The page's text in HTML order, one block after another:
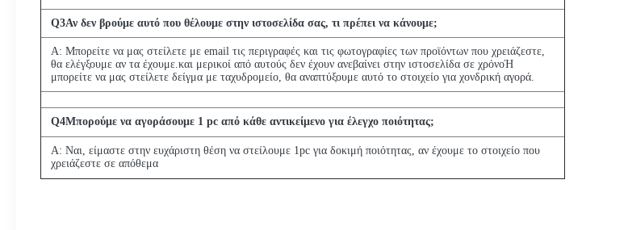
Q3Αν δεν βρούμε αυτό που θέλουμε στην ιστοσελίδα σας, τι πρέπει να κάνουμε;
Α: Μπορείτε να μας στείλετε με email τις περιγραφές και τις φωτογραφίες των προϊόντων που χρειάζεστε,
θα ελέγξουμε αν τα έχουμε.και μερικοί από αυτούς δεν έχουν ανεβαίνει στην ιστοσελίδα σε χρόνοΉ
μπορείτε να μας στείλετε δείγμα με ταχυδρομείο, θα αναπτύξουμε αυτό το στοιχείο για χονδρική αγορά.
Q4Μπορούμε να αγοράσουμε 1 pc από κάθε αντικείμενο για έλεγχο ποιότητας;
Α: Ναι, είμαστε στην ευχάριστη θέση να στείλουμε 1pc για δοκιμή ποιότητας, αν έχουμε το στοιχείο που
χρειάζεστε σε απόθεμα